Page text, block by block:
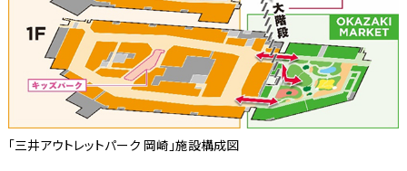
「三井アウトレットパーク 岡崎」施設構成図